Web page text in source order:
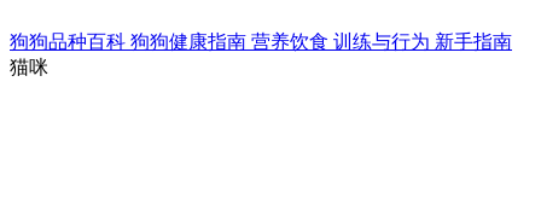
狗狗品种百科 狗狗健康指南 营养饮食 训练与行为 新手指南
猫咪